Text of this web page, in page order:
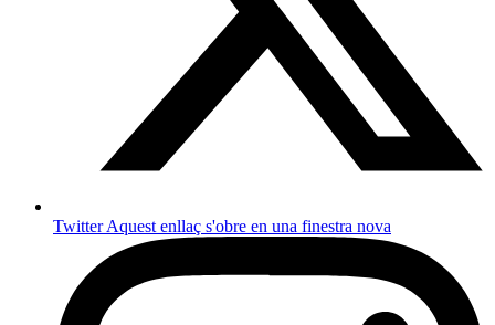
TwitterAquest enllaç s'obre en una finestra nova